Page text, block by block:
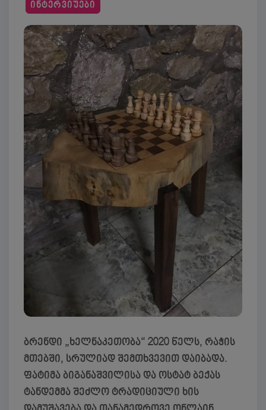
ᲘᲜᲢᲔᲠᲕᲘᲣᲔᲑᲘ
ბრენდი „ხელნაკეთობა“ 2020 წელს, რაჭის
მთებში, სრულიად შემთხვევით დაიბადა.
ფატიმა ბიგანაშვილისა და ოსტატ ბექას
ტანდემმა შეძლო ტრადიციული ხის